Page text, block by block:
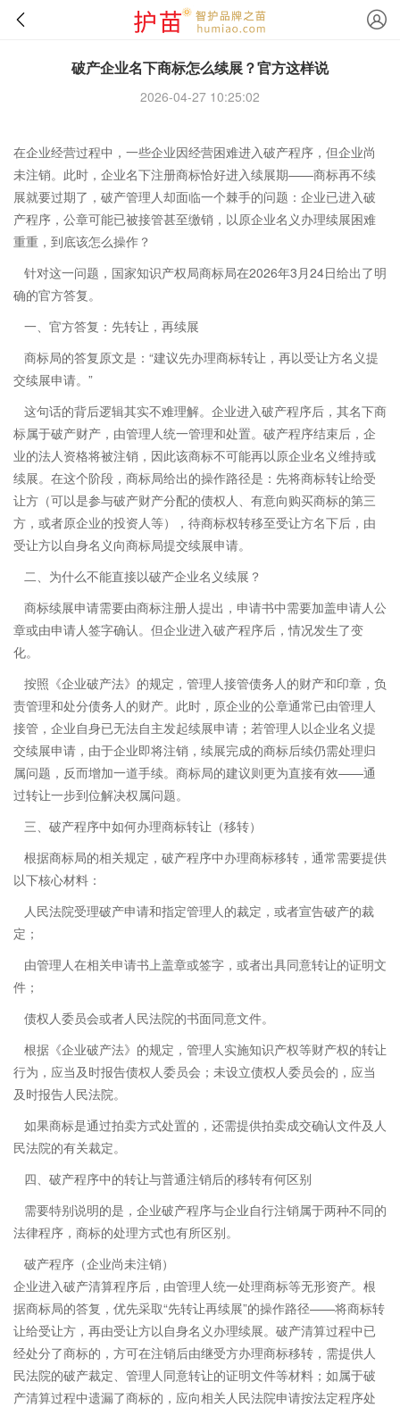
破产企业名下商标怎么续展？官方这样说
2026-04-27 10:25:02
在企业经营过程中，一些企业因经营困难进入破产程序，但企业尚
未注销。此时，企业名下注册商标恰好进入续展期——商标再不续
展就要过期了，破产管理人却面临一个棘手的问题：企业已进入破
产程序，公章可能已被接管甚至缴销，以原企业名义办理续展困难
重重，到底该怎么操作？
针对这一问题，国家知识产权局商标局在2026年3月24日给出了明
确的官方答复。
一、官方答复：先转让，再续展
商标局的答复原文是：“建议先办理商标转让，再以受让方名义提
交续展申请。”
这句话的背后逻辑其实不难理解。企业进入破产程序后，其名下商
标属于破产财产，由管理人统一管理和处置。破产程序结束后，企
业的法人资格将被注销，因此该商标不可能再以原企业名义维持或
续展。在这个阶段，商标局给出的操作路径是：先将商标转让给受
让方（可以是参与破产财产分配的债权人、有意向购买商标的第三
方，或者原企业的投资人等），待商标权转移至受让方名下后，由
受让方以自身名义向商标局提交续展申请。
二、为什么不能直接以破产企业名义续展？
商标续展申请需要由商标注册人提出，申请书中需要加盖申请人公
章或由申请人签字确认。但企业进入破产程序后，情况发生了变
化。
按照《企业破产法》的规定，管理人接管债务人的财产和印章，负
责管理和处分债务人的财产。此时，原企业的公章通常已由管理人
接管，企业自身已无法自主发起续展申请；若管理人以企业名义提
交续展申请，由于企业即将注销，续展完成的商标后续仍需处理归
属问题，反而增加一道手续。商标局的建议则更为直接有效——通
过转让一步到位解决权属问题。
三、破产程序中如何办理商标转让（移转）
根据商标局的相关规定，破产程序中办理商标移转，通常需要提供
以下核心材料：
人民法院受理破产申请和指定管理人的裁定，或者宣告破产的裁
定；
由管理人在相关申请书上盖章或签字，或者出具同意转让的证明文
件；
债权人委员会或者人民法院的书面同意文件。
根据《企业破产法》的规定，管理人实施知识产权等财产权的转让
行为，应当及时报告债权人委员会；未设立债权人委员会的，应当
及时报告人民法院。
如果商标是通过拍卖方式处置的，还需提供拍卖成交确认文件及人
民法院的有关裁定。
四、破产程序中的转让与普通注销后的移转有何区别
需要特别说明的是，企业破产程序与企业自行注销属于两种不同的
法律程序，商标的处理方式也有所区别。
破产程序（企业尚未注销）
企业进入破产清算程序后，由管理人统一处理商标等无形资产。根
据商标局的答复，优先采取“先转让再续展”的操作路径——将商标转
让给受让方，再由受让方以自身名义办理续展。破产清算过程中已
经处分了商标的，方可在注销后由继受方办理商标移转，需提供人
民法院的破产裁定、管理人同意转让的证明文件等材料；如属于破
产清算过程中遗漏了商标的，应向相关人民法院申请按法定程序处